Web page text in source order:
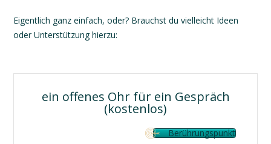
Eigentlich ganz einfach, oder? Brauchst du vielleicht Ideen
oder Unterstützung hierzu:
ein offenes Ohr für ein Gespräch
(kostenlos)
Berührungspunkt